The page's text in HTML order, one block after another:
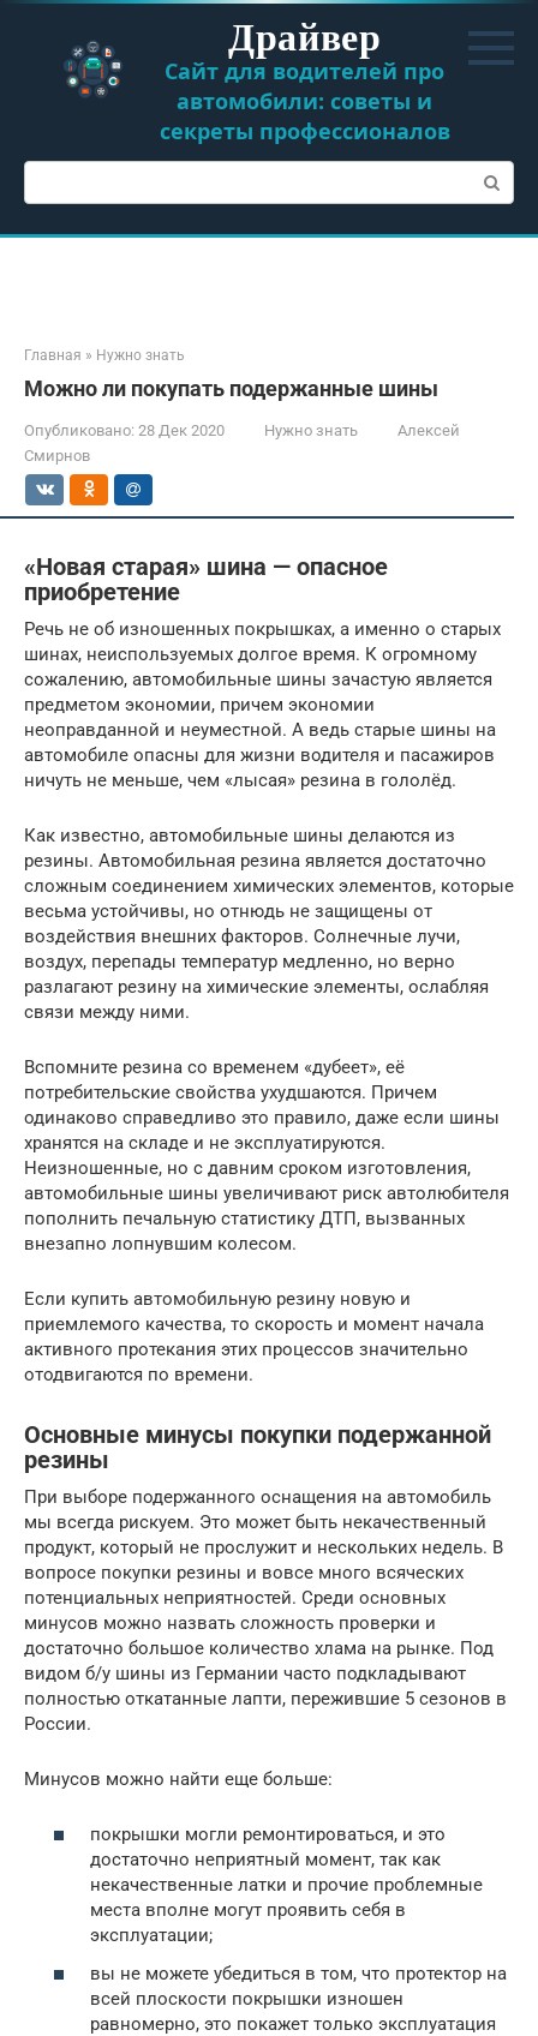
Перейти
контенту
Драйвер
Сайт для водителей про
автомобили: советы и
секреты профессионалов
Поиск:
Главная » Нужно знать
Можно ли покупать подержанные шины
Опубликовано: 28 Дек 2020 Нужно знать
Алексей
Смирнов
«Новая старая» шина — опасное
приобретение
Речь не об изношенных покрышках, а именно о старых
шинах, неиспользуемых долгое время. К огромному
сожалению, автомобильные шины зачастую является
предметом экономии, причем экономии
неоправданной и неуместной. А ведь старые шины на
автомобиле опасны для жизни водителя и пасажиров
ничуть не меньше, чем «лысая» резина в гололёд.
Как известно, автомобильные шины делаются из
резины. Автомобильная резина является достаточно
сложным соединением химических элементов, которые
весьма устойчивы, но отнюдь не защищены от
воздействия внешних факторов. Солнечные лучи,
воздух, перепады температур медленно, но верно
разлагают резину на химические элементы, ослабляя
связи между ними.
Вспомните резина со временем «дубеет», её
потребительские свойства ухудшаются. Причем
одинаково справедливо это правило, даже если шины
хранятся на складе и не эксплуатируются.
Неизношенные, но с давним сроком изготовления,
автомобильные шины увеличивают риск автолюбителя
пополнить печальную статистику ДТП, вызванных
внезапно лопнувшим колесом.
Если купить автомобильную резину новую и
приемлемого качества, то скорость и момент начала
активного протекания этих процессов значительно
отодвигаются по времени.
Основные минусы покупки подержанной
резины
При выборе подержанного оснащения на автомобиль
мы всегда рискуем. Это может быть некачественный
продукт, который не прослужит и нескольких недель. В
вопросе покупки резины и вовсе много всяческих
потенциальных неприятностей. Среди основных
минусов можно назвать сложность проверки и
достаточно большое количество хлама на рынке. Под
видом б/у шины из Германии часто подкладывают
полностью откатанные лапти, пережившие 5 сезонов в
России.
Минусов можно найти еще больше:
покрышки могли ремонтироваться, и это
достаточно неприятный момент, так как
некачественные латки и прочие проблемные
места вполне могут проявить себя в
эксплуатации;
вы не можете убедиться в том, что протектор на
всей плоскости покрышки изношен
равномерно, это покажет только эксплуатация